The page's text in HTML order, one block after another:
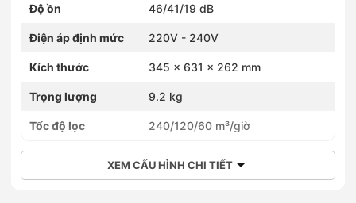
Độ ồn 46/41/19 dB
Điện áp định mức 220V - 240V
Kích thước 345 x 631 x 262 mm
Trọng lượng 9.2 kg
Tốc độ lọc 240/120/60 m³/giờ
XEM CẤU HÌNH CHI TIẾT